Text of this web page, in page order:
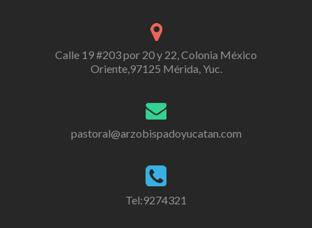
Calle 19 #203 por 20 y 22, Colonia México
Oriente,97125 Mérida, Yuc.
pastoral@arzobispadoyucatan.com
Tel:9274321